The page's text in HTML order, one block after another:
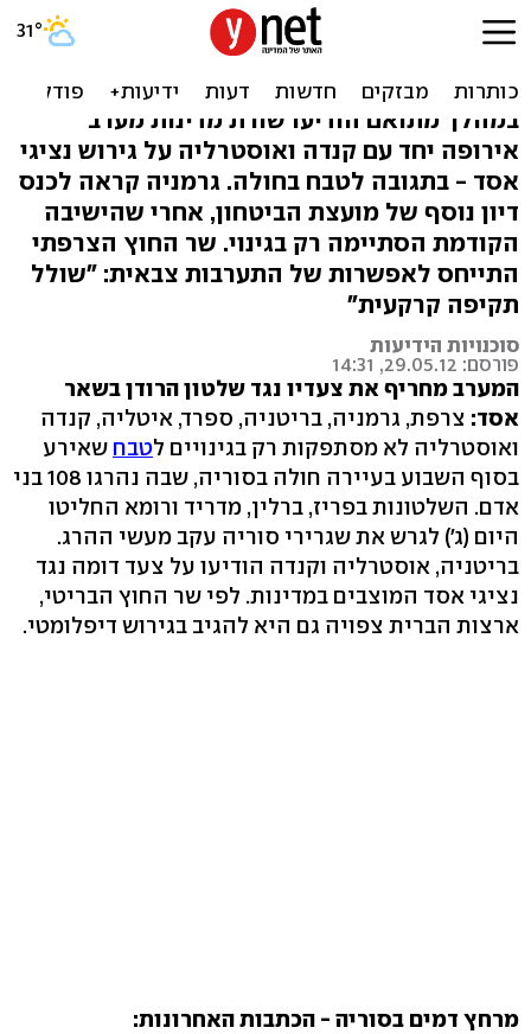
המערב נגד סוריה: מגרשים
את שגרירי אסד
במהלך מתואם הודיעו שורת מדינות מערב
אירופה יחד עם קנדה ואוסטרליה על גירוש נציגי
אסד - בתגובה לטבח בחולה. גרמניה קראה לכנס
דיון נוסף של מועצת הביטחון, אחרי שהישיבה
הקודמת הסתיימה רק בגינוי. שר החוץ הצרפתי
התייחס לאפשרות של התערבות צבאית: "שולל
תקיפה קרקעית"
סוכנויות הידיעות
פורסם: 29.05.12, 14:31
המערב מחריף את צעדיו נגד שלטון הרודן בשאר
אסד: צרפת, גרמניה, בריטניה, ספרד, איטליה, קנדה
ואוסטרליה לא מסתפקות רק בגינויים לטבח שאירע
בסוף השבוע בעיירה חולה בסוריה, שבה נהרגו 108 בני
אדם. השלטונות בפריז, ברלין, מדריד ורומא החליטו
היום (ג') לגרש את שגרירי סוריה עקב מעשי ההרג.
בריטניה, אוסטרליה וקנדה הודיעו על צעד דומה נגד
נציגי אסד המוצבים במדינות. לפי שר החוץ הבריטי,
ארצות הברית צפויה גם היא להגיב בגירוש דיפלומטי.
מרחץ דמים בסוריה - הכתבות האחרונות: